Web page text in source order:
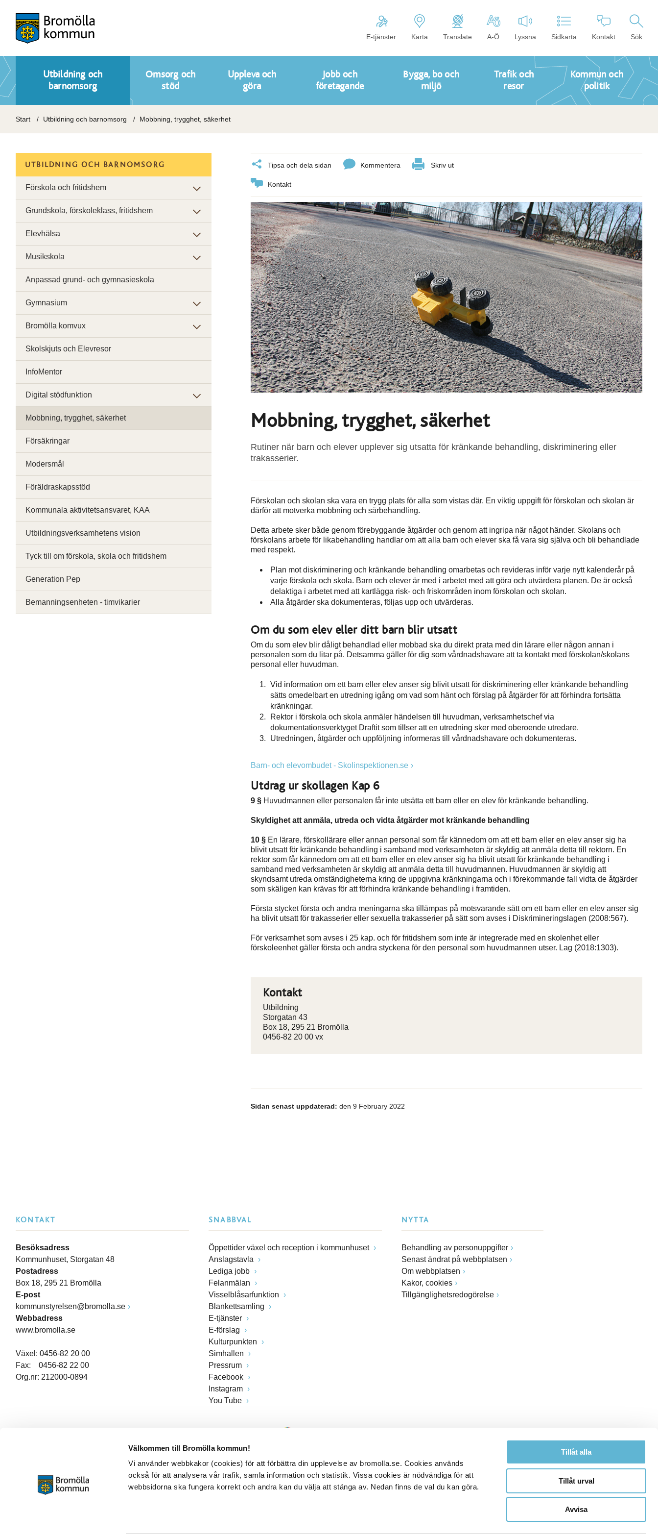
Välkommen till Bromölla kommun!
Vi använder webbkakor (cookies) för att förbättra din upplevelse av bromolla.se. Cookies används
också för att analysera vår trafik, samla information och statistik. Vissa cookies är nödvändiga för att
webbsidorna ska fungera korrekt och andra kan du välja att stänga av. Nedan finns de val du kan göra.
Tillåt alla
Tillåt urval
Avvisa
E-tjänster Karta Translate A-Ö Lyssna Sidkarta Kontakt Sök
Utbildning och
barnomsorg
Omsorg och
stöd
Uppleva och
göra
Jobb och
företagande
Bygga, bo och
miljö
Trafik och
resor
Kommun och
politik
Start Utbildning och barnomsorg Mobbning, trygghet, säkerhet
Tipsa och dela sidan Kommentera Skriv ut
Kontakt
Mobbning, trygghet, säkerhet
Rutiner när barn och elever upplever sig utsatta för kränkande behandling, diskriminering eller
trakasserier.
Förskolan och skolan ska vara en trygg plats för alla som vistas där. En viktig uppgift för förskolan och skolan är
därför att motverka mobbning och särbehandling.
Detta arbete sker både genom förebyggande åtgärder och genom att ingripa när något händer. Skolans och
förskolans arbete för likabehandling handlar om att alla barn och elever ska få vara sig själva och bli behandlade
med respekt.
Plan mot diskriminering och kränkande behandling omarbetas och revideras inför varje nytt kalenderår på
varje förskola och skola. Barn och elever är med i arbetet med att göra och utvärdera planen. De är också
delaktiga i arbetet med att kartlägga risk- och friskområden inom förskolan och skolan.
Alla åtgärder ska dokumenteras, följas upp och utvärderas.
Om du som elev eller ditt barn blir utsatt
Om du som elev blir dåligt behandlad eller mobbad ska du direkt prata med din lärare eller någon annan i
personalen som du litar på. Detsamma gäller för dig som vårdnadshavare att ta kontakt med förskolan/skolans
personal eller huvudman.
Vid information om ett barn eller elev anser sig blivit utsatt för diskriminering eller kränkande behandling
sätts omedelbart en utredning igång om vad som hänt och förslag på åtgärder för att förhindra fortsätta
kränkningar.
Rektor i förskola och skola anmäler händelsen till huvudman, verksamhetschef via
dokumentationsverktyget Draftit som tillser att en utredning sker med oberoende utredare.
Utredningen, åtgärder och uppföljning informeras till vårdnadshavare och dokumenteras.
Barn- och elevombudet - Skolinspektionen.se
Utdrag ur skollagen Kap 6
9 § Huvudmannen eller personalen får inte utsätta ett barn eller en elev för kränkande behandling.
Skyldighet att anmäla, utreda och vidta åtgärder mot kränkande behandling
10 § En lärare, förskollärare eller annan personal som får kännedom om att ett barn eller en elev anser sig ha
blivit utsatt för kränkande behandling i samband med verksamheten är skyldig att anmäla detta till rektorn. En
rektor som får kännedom om att ett barn eller en elev anser sig ha blivit utsatt för kränkande behandling i
samband med verksamheten är skyldig att anmäla detta till huvudmannen. Huvudmannen är skyldig att
skyndsamt utreda omständigheterna kring de uppgivna kränkningarna och i förekommande fall vidta de åtgärder
som skäligen kan krävas för att förhindra kränkande behandling i framtiden.
Första stycket första och andra meningarna ska tillämpas på motsvarande sätt om ett barn eller en elev anser sig
ha blivit utsatt för trakasserier eller sexuella trakasserier på sätt som avses i Diskrimineringslagen (2008:567).
För verksamhet som avses i 25 kap. och för fritidshem som inte är integrerade med en skolenhet eller
förskoleenhet gäller första och andra styckena för den personal som huvudmannen utser. Lag (2018:1303).
Kontakt
Utbildning
Storgatan 43
Box 18, 295 21 Bromölla
0456-82 20 00 vx
Sidan senast uppdaterad: den 9 February 2022
UTBILDNING OCH BARNOMSORG
Förskola och fritidshem
Grundskola, förskoleklass, fritidshem
Elevhälsa
Musikskola
Anpassad grund- och gymnasieskola
Gymnasium
Bromölla komvux
Skolskjuts och Elevresor
InfoMentor
Digital stödfunktion
Mobbning, trygghet, säkerhet
Försäkringar
Modersmål
Föräldraskapsstöd
Kommunala aktivitetsansvaret, KAA
Utbildningsverksamhetens vision
Tyck till om förskola, skola och fritidshem
Generation Pep
Bemanningsenheten - timvikarier
KONTAKT
Besöksadress
Kommunhuset, Storgatan 48
Postadress
Box 18, 295 21 Bromölla
E-post
kommunstyrelsen@bromolla.se
Webbadress
www.bromolla.se
Växel: 0456-82 20 00
Fax: 0456-82 22 00
Org.nr: 212000-0894
SNABBVAL
Öppettider växel och reception i kommunhuset
Anslagstavla
Lediga jobb
Felanmälan
Visselblåsarfunktion
Blankettsamling
E-tjänster
E-förslag
Kulturpunkten
Simhallen
Pressrum
Facebook
Instagram
You Tube
NYTTA
Behandling av personuppgifter
Senast ändrat på webbplatsen
Om webbplatsen
Kakor, cookies
Tillgänglighetsredogörelse